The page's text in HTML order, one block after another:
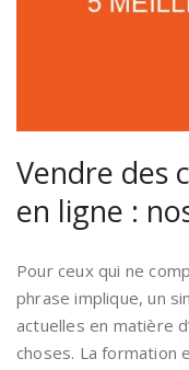
Vendre des
en ligne :
Pour ceux qui ne
phrase implique, un
actuelles en matière
choses. La formation